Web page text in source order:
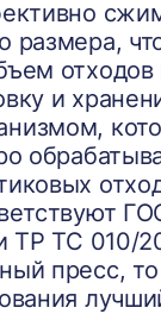
размера,
отходов
и
ТР ТС 010/
пресс,